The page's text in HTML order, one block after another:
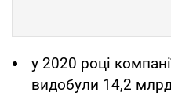
у 2020 році
видобули 14,2